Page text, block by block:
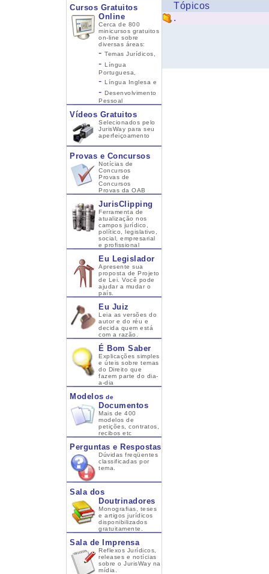
Cursos Gratuitos
Online
Cerca de 800
minicursos gratuitos
on-line sobre
diversas áreas:
- Temas Jurídicos,
- Língua
Portuguesa,
- Língua Inglesa e
- Desenvolvimento
Pessoal
Vídeos Gratuitos
Selecionados pelo
JurisWay para seu
aperfeiçoamento
Provas e Concursos
Notícias de
Concursos
Provas de
Concursos
Provas da OAB
JurisClipping
Ferramenta de
atualização nos
campos jurídico,
político, legislativo,
social, empresarial
e profissional
Eu Legislador
Apresente sua
proposta de Projeto
de Lei. Você pode
ajudar a mudar o
país.
Eu Juiz
Leia as versões do
autor e do réu e
decida quem está
com a razão.
É Bom Saber
Explicações simples
e úteis sobre temas
do Direito que
fazem parte do dia-
a-dia
Modelos de
Documentos
Mais de 400
modelos de
petições, contratos,
recibos etc
Perguntas e Respostas
Dúvidas freqüentes
classificadas por
tema.
Sala dos
Doutrinadores
Monografias, teses
e artigos jurídicos
disponibilizados
gratuitamente.
Sala de Imprensa
Reflexos Jurídicos,
releases e notícias
sobre o JurisWay na
mídia.
Tópicos
.